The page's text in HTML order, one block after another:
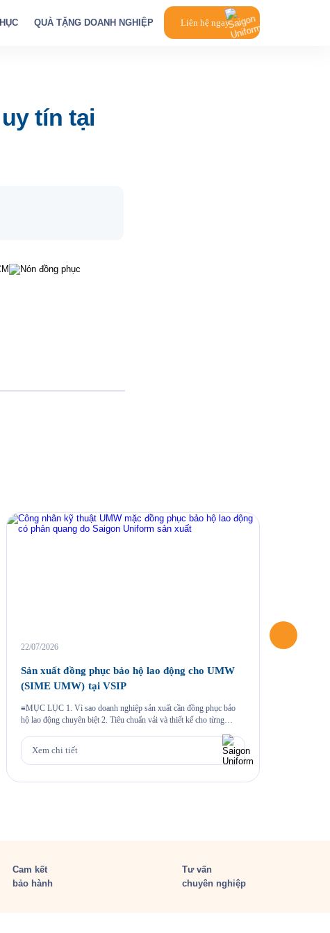
QUÀ TẶNG DOANH NGHIỆP Liên hệ ngay
tín tại
22/07/2026
Sản xuất đồng phục bảo hộ lao động cho UMW
(SIME UMW) tại VSIP
≡MỤC LỤC 1. Vì sao doanh nghiệp sản xuất cần đồng phục bảo
hộ lao động chuyên biệt 2. Tiêu chuẩn vải và thiết kế cho từng
UMW tại VSIP 4. Quy trình đặt đồng phục bảo hộ lao động […]
Xem chi tiết
04/06/2026
Cam kết
bảo hành
Tư vấn
chuyên nghiệp